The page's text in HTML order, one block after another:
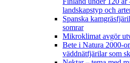
landskapstyp och
Spanska
somrar
Mikroklimat avgör
Bete i Natura 2000-
väddnätfjärilar som